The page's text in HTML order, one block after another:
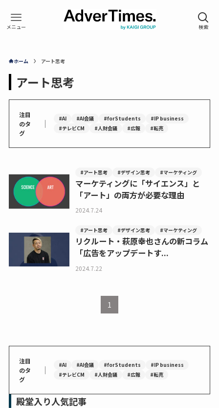
ホーム アート思考
アート思考
注目
のタ
グ
｜ #AI #AI会議 #forStudents
#IP business
#テレビCM
#人財会議 #広報 #転売
#アート思考 #デザイン思考 #マーケティング
マーケティングに「サイエンス」と
「アート」の両方が必要な理由
2024.7.24
#アート思考 #デザイン思考 #マーケティング
リクルート・萩原幸也さんの新コラム
「広告をアップデートす...
2024.7.22
1
注目
のタ
グ
｜ #AI #AI会議 #forStudents
#IP business
#テレビCM
#人財会議 #広報 #転売
殿堂入り人気記事